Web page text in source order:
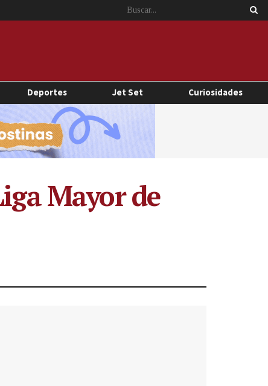
Deportes Jet Set Curiosidades
Mayor de